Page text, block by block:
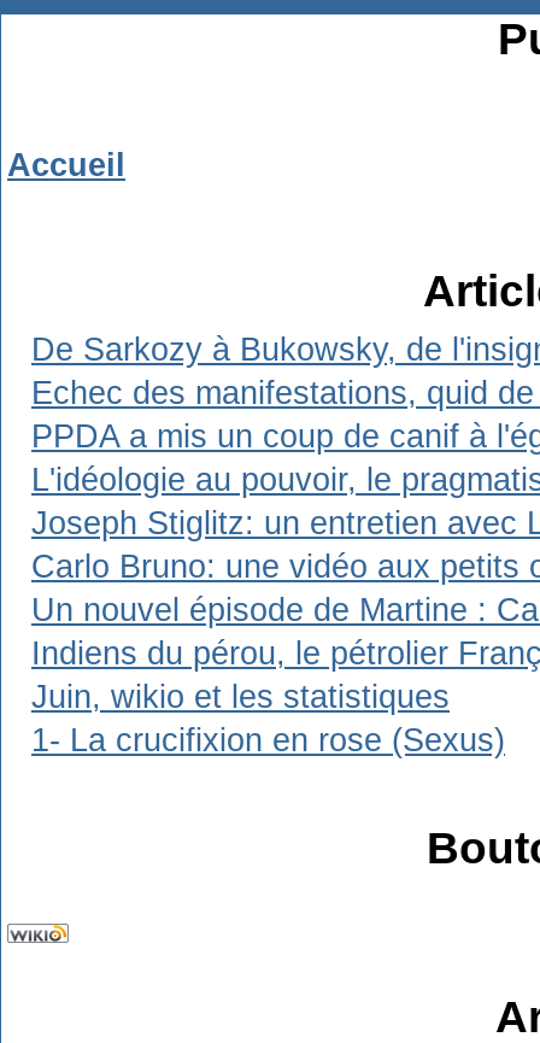
Accueil
De Sarkozy à Bukowsky, de
Echec des manifestations, quid
PPDA a mis un coup de canif à
L'idéologie au pouvoir, le
Joseph Stiglitz: un entretien avec
Carlo Bruno: une vidéo aux petits
Un nouvel épisode de Martine :
Indiens du pérou, le pétrolier
Juin, wikio et les statistiques
1- La crucifixion en rose (Sexus)